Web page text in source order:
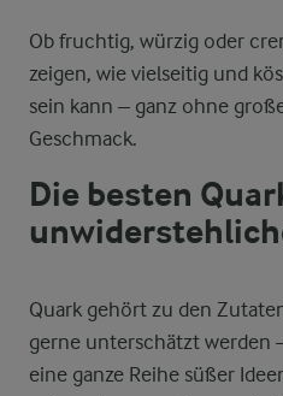
Ob fruchtig, würzig oder
zeigen, wie vielseitig und
sein kann – ganz ohne
Geschmack.
Die besten
Quark gehört zu den
gerne unterschätzt werden
eine ganze Reihe süßer